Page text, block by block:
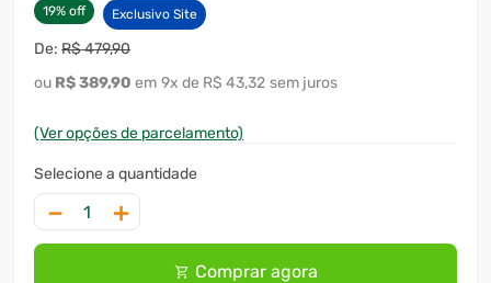
19% off Exclusivo Site
R$479,90
R$389,90 9x R$ 43,32 sem juros
(Ver opções de parcelamento)
＋
－
Comprar agora